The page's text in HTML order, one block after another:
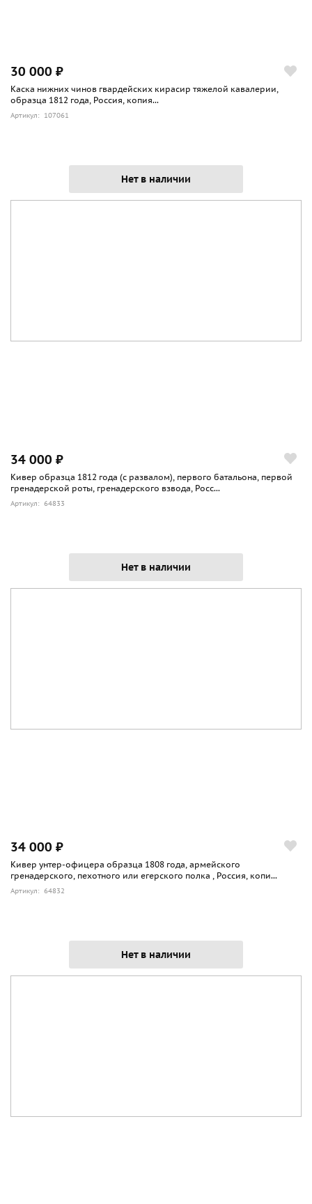
30 000 ₽
Каска нижних чинов гвардейских кирасир тяжелой кавалерии,
образца 1812 года, Россия, копия...
Артикул: 107061
Нет в наличии
34 000 ₽
Кивер образца 1812 года (с развалом), первого батальона, первой
гренадерской роты, гренадерского взвода, Росс...
Артикул: 64833
Нет в наличии
34 000 ₽
Кивер унтер-офицера образца 1808 года, армейского
гренадерского, пехотного или егерского полка , Россия, копи...
Артикул: 64832
Нет в наличии